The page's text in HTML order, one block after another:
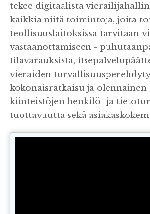
tekee digitaalista
kaikkia niitä toimintoja, joita
teollisuuslaitoksissa tarvitaan
vastaanottamiseen -
tilavarauksista,
vieraiden
kokonaisratkaisu ja olennainen
kiinteistöjen henkilö- ja
tuottavuutta sekä